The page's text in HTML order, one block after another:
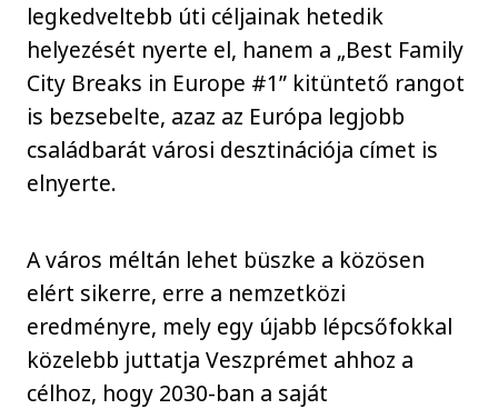
legkedveltebb úti céljainak hetedik
helyezését nyerte el, hanem a „Best Family
City Breaks in Europe #1” kitüntető rangot
is bezsebelte, azaz az Európa legjobb
családbarát városi desztinációja címet is
elnyerte.
A város méltán lehet büszke a közösen
elért sikerre, erre a nemzetközi
eredményre, mely egy újabb lépcsőfokkal
közelebb juttatja Veszprémet ahhoz a
célhoz, hogy 2030-ban a saját